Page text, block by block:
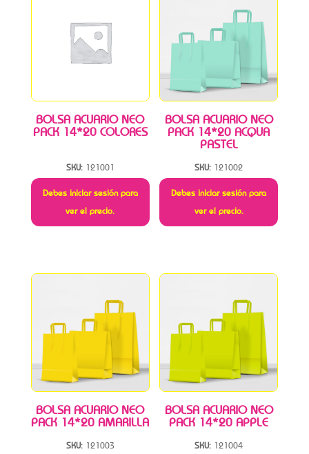
BOLSA ACUARIO NEO
PACK 14*20 COLORES
SKU: 121001
Debes iniciar sesión para
ver el precio.
BOLSA ACUARIO NEO
PACK 14*20 ACQUA
PASTEL
SKU: 121002
Debes iniciar sesión para
ver el precio.
BOLSA ACUARIO NEO
PACK 14*20 AMARILLA
SKU: 121003
BOLSA ACUARIO NEO
PACK 14*20 APPLE
SKU: 121004